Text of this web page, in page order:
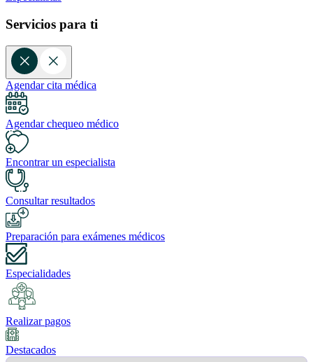
Servicios para ti
Agendar cita médica
Agendar chequeo médico
Encontrar un especialista
Consultar resultados
Preparación para exámenes médicos
Especialidades
Realizar pagos
Destacados